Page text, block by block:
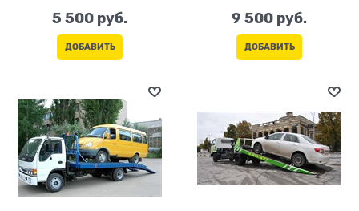
5 500 руб.
ДОБАВИТЬ
9 500 руб.
ДОБАВИТЬ